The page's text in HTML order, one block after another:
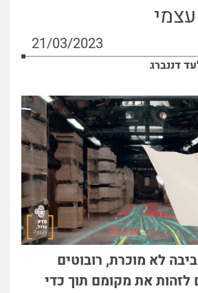
21/03/2023
דננברג
לא מוכרת, רובוטים
לזהות את מקומם תוך כדי